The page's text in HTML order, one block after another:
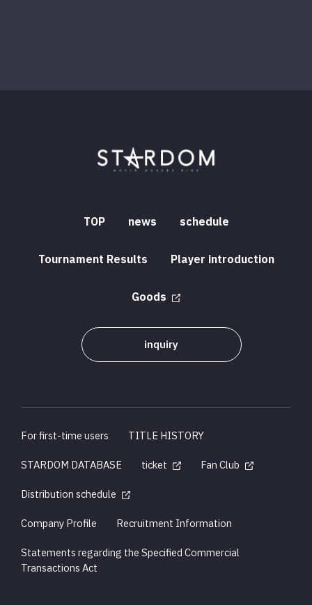
TOP news schedule
Tournament Results Player introduction
Goods
inquiry
For first-time users
TITLE HISTORY
STARDOM DATABASE
ticket
Fan Club
Distribution schedule
Company Profile
Recruitment Information
Statements regarding the Specified Commercial
Transactions Act